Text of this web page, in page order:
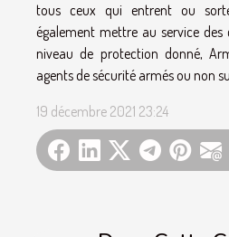
tous ceux qui entrent ou
également mettre au service
niveau de protection donné,
agents de sécurité armés ou non
19 décembre 2021 23:24